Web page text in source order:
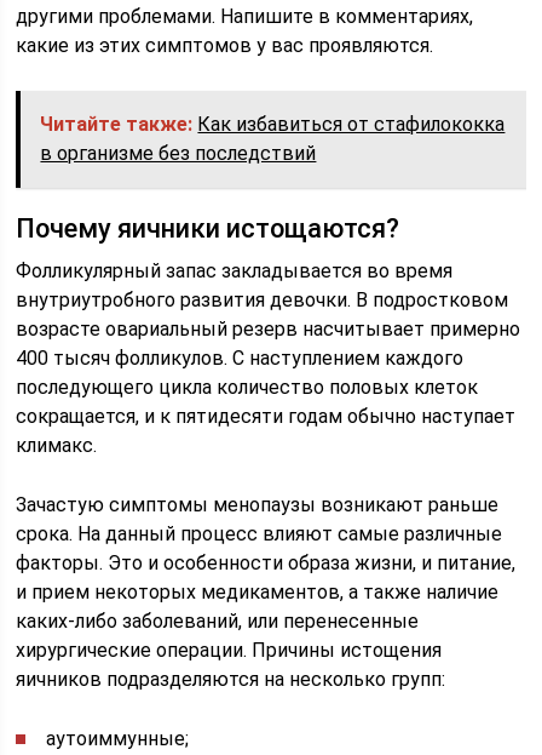
другими проблемами. Напишите в комментариях,
какие из этих симптомов у вас проявляются.
Читайте также: Как избавиться от стафилококка
в организме без последствий
Почему яичники истощаются?
Фолликулярный запас закладывается во время
внутриутробного развития девочки. В подростковом
возрасте овариальный резерв насчитывает примерно
400 тысяч фолликулов. С наступлением каждого
последующего цикла количество половых клеток
сокращается, и к пятидесяти годам обычно наступает
климакс.
Зачастую симптомы менопаузы возникают раньше
срока. На данный процесс влияют самые различные
факторы. Это и особенности образа жизни, и питание,
и прием некоторых медикаментов, а также наличие
каких-либо заболеваний, или перенесенные
хирургические операции. Причины истощения
яичников подразделяются на несколько групп:
аутоиммунные;